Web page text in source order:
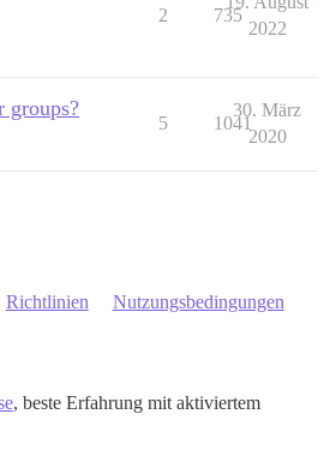
2 735
2022
groups?
5 1041
30. März
2020
Richtlinien Nutzungsbedingungen
, beste Erfahrung mit aktiviertem